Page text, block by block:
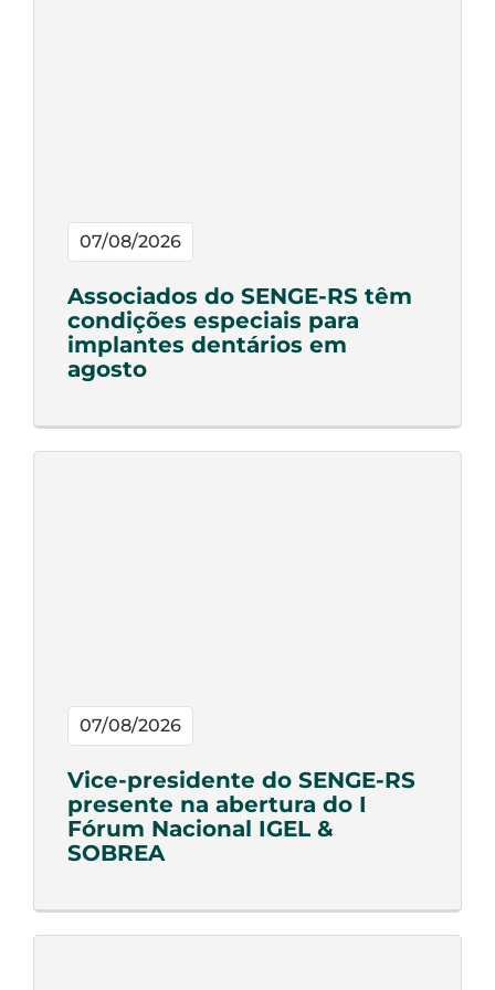
07/08/2026
Associados do SENGE-RS têm
condições especiais para
implantes dentários em
agosto
07/08/2026
Vice-presidente do SENGE-RS
presente na abertura do I
Fórum Nacional IGEL &
SOBREA